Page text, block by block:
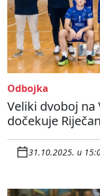
Odbojka
Veliki dvoboj na
dočekuje
31.10.2025. u